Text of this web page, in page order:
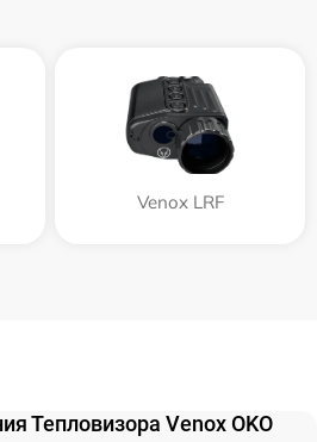
Venox LRF
Тепловизора Venox OKO